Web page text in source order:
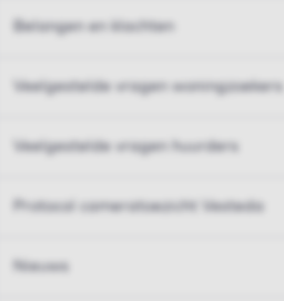
Belangen en klachten
Veelgestelde vragen woningzoekers
Veelgestelde vragen huurders
Protocol cameratoezicht Vesteda
Nieuws